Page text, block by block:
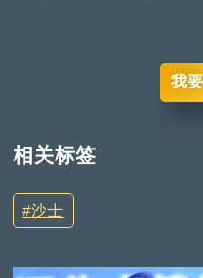
我
相关标签
沙士